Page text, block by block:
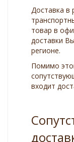
Доставка в
товар в
доставки
регионе.
Помимо
входит